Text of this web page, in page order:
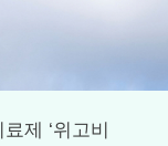
제 ‘위고비